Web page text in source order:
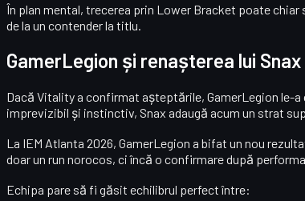
În plan mental, trecerea prin Lower Bracket poate
de la un contender la titlu.
GamerLegion și renașterea lui Snax
Dacă Vitality a confirmat așteptările, GamerLegion le-a
imprevizibil și instinctiv, Snax adaugă acum un strat
La IEM Atlanta 2026, GamerLegion a bifat un nou
doar un run norocos, ci încă o confirmare după
Echipa pare să fi găsit echilibrul perfect între: